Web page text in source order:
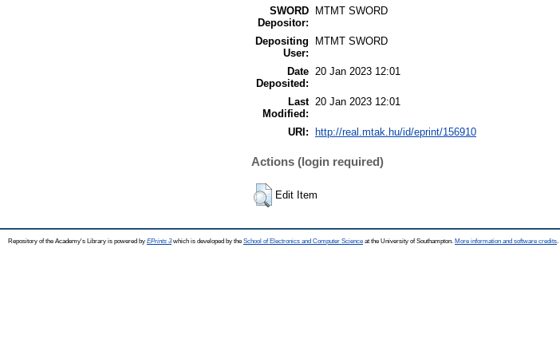
SWORD
Depositor:
MTMT SWORD
Depositing
User:
MTMT SWORD
Date
Deposited:
20 Jan 2023 12:01
Last
Modified:
20 Jan 2023 12:01
URI: http://real.mtak.hu/id/eprint/156910
Actions (login required)
Edit Item
Repository of the Academy's Library is powered by EPrints 3which is developed by the School of Electronics and Computer Science at the University of Southampton. More information and software credits